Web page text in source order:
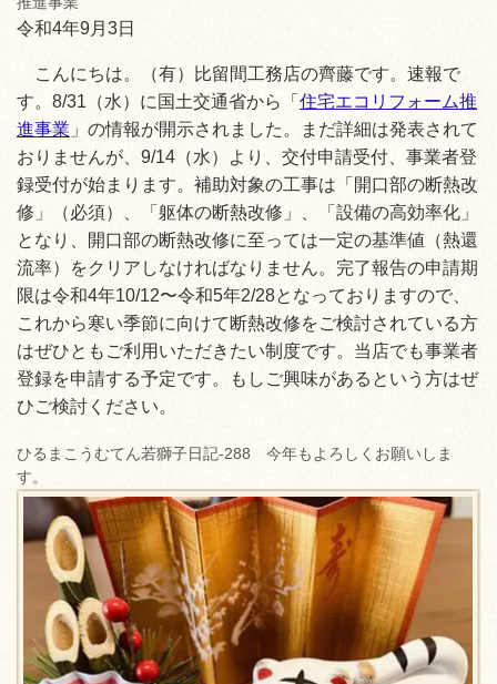
令和4年9月3日
こんにちは。（有）比留間工務店の齊藤です。速報で
す。8/31（水）に国土交通省から「 住宅エコリフォーム推
進事業 」の情報が開示されました。まだ詳細は発表されて
おりませんが、9/14（水）より、交付申請受付、事業者登
録受付が始まります。補助対象の工事は「開口部の断熱改
修」（必須）、「躯体の断熱改修」、「設備の高効率化」
となり、開口部の断熱改修に至っては一定の基準値（熱還
流率）をクリアしなければなりません。完了報告の申請期
限は令和4年10/12〜令和5年2/28となっておりますので、
これから寒い季節に向けて断熱改修をご検討されている方
はぜひともご利用いただきたい制度です。当店でも事業者
登録を申請する予定です。もしご興味があるという方はぜ
ひご検討ください。
ひるまこうむてん若獅子日記-288 今年もよろしくお願いしま
す。